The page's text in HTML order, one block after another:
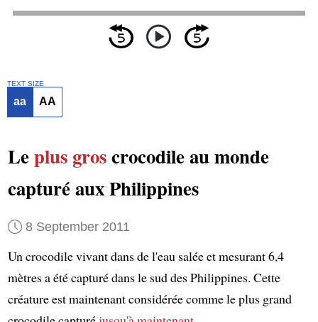
TEXT SIZE
aa AA
Leplus groscrocodile au monde
capturé aux Philippines
8 September 2011
Un crocodile vivant dans de l'eau salée et mesurant 6,4
mètres a été capturé dans le sud des Philippines. Cette
créature est maintenant considérée comme le plus grand